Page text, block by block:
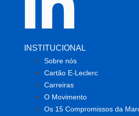
INSTITUCIONAL
Sobre nós
Cartão E-Leclerc
Carreiras
O Movimento
Os 15 Compromissos da